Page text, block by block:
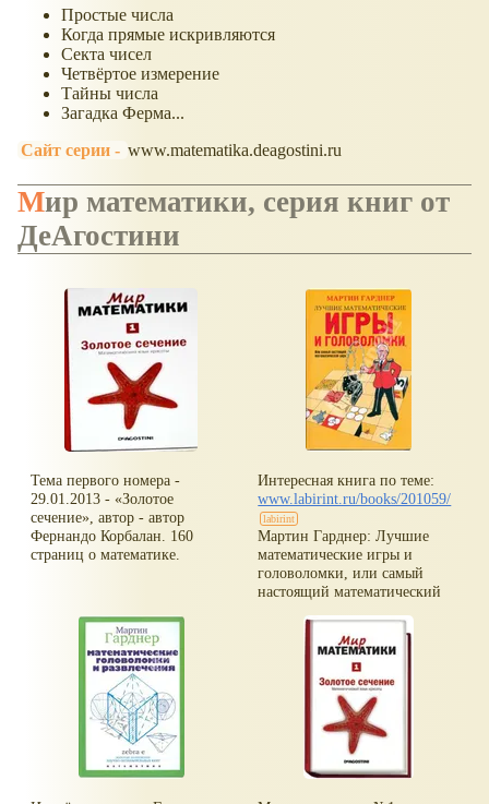
Простые числа
Когда прямые искривляются
Секта чисел
Четвёртое измерение
Тайны числа
Загадка Ферма...
Сайт серии - www.matematika.deagostini.ru
Мир математики, серия книг от
ДеАгостини
Тема первого номера -
29.01.2013 - Золотое
сечение , автор - автор
Фернандо Корбалан. 160
страниц о математике.
Интересная книга по теме:
www.labirint.ru/books/201059/
Мартин Гарднер: Лучшие
математические игры и
головоломки, или самый
настоящий математический
Добро пожаловать на
величайшее математическое
представление на Земле!
Мартин Гарднер снова
выступает в роли опытного
конферансье, представляя как
простые задачки о спичках и
долларовых купюрах, так и
фундаментальные проблемы